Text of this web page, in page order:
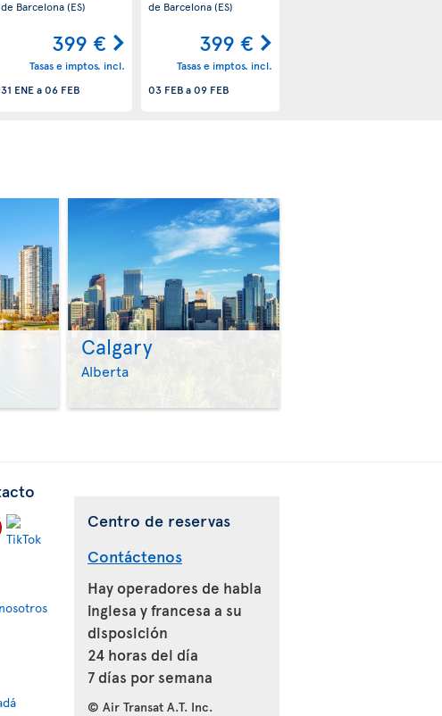
de Barcelona(ES)
399 €
Tasas e imptos. incl.
31 ENEa06 FEB
de Barcelona(ES)
399 €
Tasas e imptos. incl.
03 FEBa09 FEB
>
Calgary
Alberta
Centro de reservas
Contáctenos
Hay operadores de habla
inglesa y francesa a su
disposición
24 horas del día
7 días por semana
© Air Transat A.T. Inc.